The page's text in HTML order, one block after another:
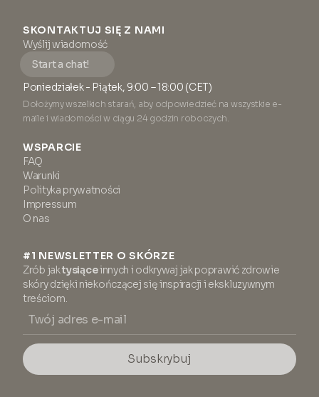
SKONTAKTUJ SIĘ Z NAMI
Wyślij wiadomość
Start a chat!
Poniedziałek - Piątek, 9:00 – 18:00 (CET)
Dołożymy wszelkich starań, aby odpowiedzieć na wszystkie e-
maile i wiadomości w ciągu 24 godzin roboczych.
WSPARCIE
FAQ
Warunki
Polityka prywatności
Impressum
O nas
#1 NEWSLETTER O SKÓRZE
Zrób jaktysiąceinnych i odkrywaj jak poprawić zdrowie
skóry dzięki niekończącej się inspiracji i ekskluzywnym
treściom.
Subskrybuj